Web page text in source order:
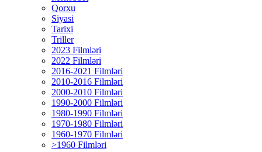
Qorxu
Siyasi
Tarixi
Triller
2023 Filmləri
2022 Filmləri
2016-2021 Filmləri
2010-2016 Filmləri
2000-2010 Filmləri
1990-2000 Filmləri
1980-1990 Filmləri
1970-1980 Filmləri
1960-1970 Filmləri
>1960 Filmləri